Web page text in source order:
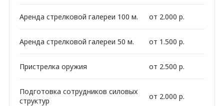
Аренда стрелковой галереи 100 м. от 2.000 р.
Аренда стрелковой галереи 50 м. от 1.500 р.
Пристрелка оружия от 2.500 р.
Подготовка сотрудников силовых
структур
от 2.000 р.